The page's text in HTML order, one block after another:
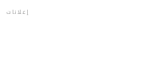
إعلانات